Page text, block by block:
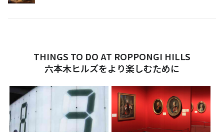
THINGS TO DO AT ROPPONGI HILLS
六本木ヒルズをより楽しむために